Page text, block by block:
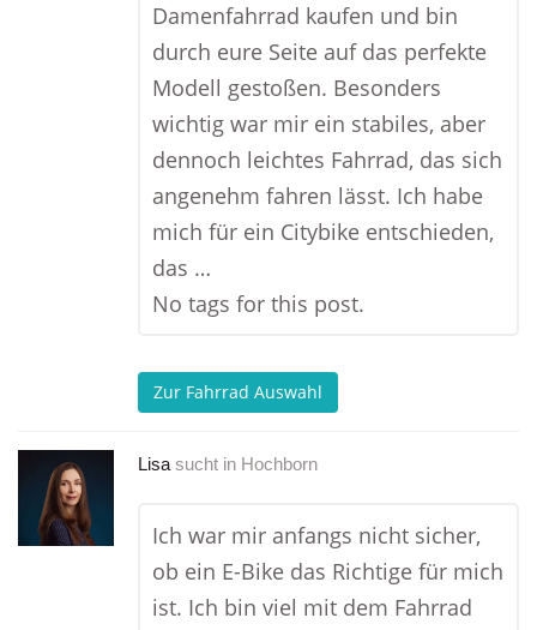
Damenfahrrad kaufen und bin
durch eure Seite auf das perfekte
Modell gestoßen. Besonders
wichtig war mir ein stabiles, aber
dennoch leichtes Fahrrad, das sich
angenehm fahren lässt. Ich habe
mich für ein Citybike entschieden,
das …
No tags for this post.
Zur Fahrrad Auswahl
Lisa sucht in Hochborn
Ich war mir anfangs nicht sicher,
ob ein E-Bike das Richtige für mich
ist. Ich bin viel mit dem Fahrrad